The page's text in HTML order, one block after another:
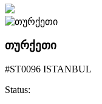
თურქეთი
#ST0096 ISTANBUL
Status: